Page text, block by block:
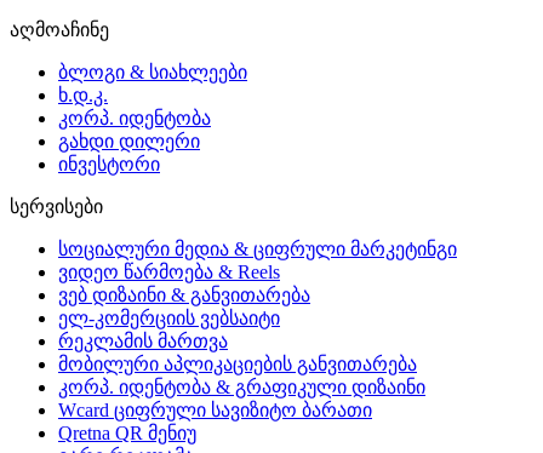
აღმოაჩინე
ბლოგი & სიახლეები
ხ.დ.კ.
კორპ. იდენტობა
გახდი დილერი
ინვესტორი
სერვისები
სოციალური მედია & ციფრული მარკეტინგი
ვიდეო წარმოება & Reels
ვებ დიზაინი & განვითარება
ელ-კომერციის ვებსაიტი
რეკლამის მართვა
მობილური აპლიკაციების განვითარება
კორპ. იდენტობა & გრაფიკული დიზაინი
Wcard ციფრული სავიზიტო ბარათი
Qretna QR მენიუ